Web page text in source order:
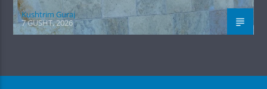
Kushtrim Guraj
7 GUSHT, 2026